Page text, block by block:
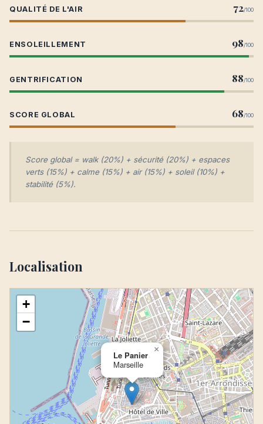
QUALITÉ DE L'AIR 72/100
ENSOLEILLEMENT 98/100
GENTRIFICATION 88/100
SCORE GLOBAL 68/100
Score global = walk (20%) + sécurité (20%) + espaces
verts (15%) + calme (15%) + air (15%) + soleil (10%) +
stabilité (5%).
Localisation
Le Panier
Marseille
×
+
−